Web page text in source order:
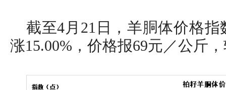
截至4月21日，羊胴体价格指
涨15.00%，价格报69元／公斤